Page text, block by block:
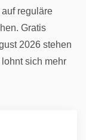
reguläre
Gratis
2026 stehen
sich mehr